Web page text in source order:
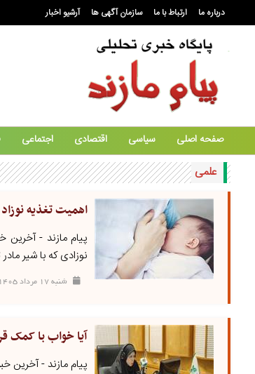
درباره ما ارتباط با ما سازمان آگهی ها آرشیو اخبار
صفحه اصلی سیاسی اقتصادی اجتماعی
علمی
اهمیت تغذیه
پیام مازند - آخرین
نوزادی که با شیر
شنبه ۱۷ مرداد ۱۴۰۵
آیا خواب با کمک
پیام مازند -